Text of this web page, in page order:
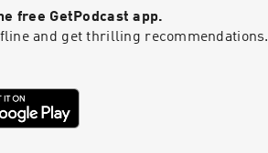
free GetPodcast app.
and get thrilling recommendations.